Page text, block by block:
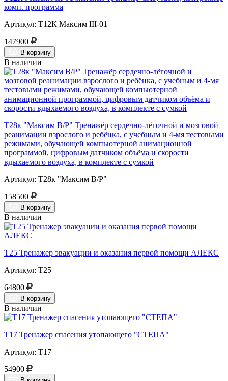
комп. программа
Артикул: Т12К Максим III-01
147900
В корзину
В наличии
Т28к "Максим В/Р" Тренажёр сердечно-лёгочной и мозговой
реанимации взрослого и ребёнка, с учебным и 4-мя тестовыми
режимами, обучающей компьютерной анимационной
программой, цифровым датчиком объёма и скорости
вдыхаемого воздуха, в комплекте с сумкой
Артикул: Т28к "Максим В/Р"
158500
В корзину
В наличии
Т25 Тренажер эвакуации и оказания первой помощи АЛЕКС
Артикул: Т25
64800
В корзину
В наличии
Т17 Тренажер спасения утопающего "СТЕПА"
Артикул: Т17
54900